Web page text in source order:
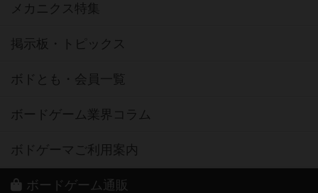
メカニクス特集
掲示板・トピックス
ボドとも・会員一覧
ボードゲーム業界コラム
ボドゲーマご利用案内
ボードゲーム通販